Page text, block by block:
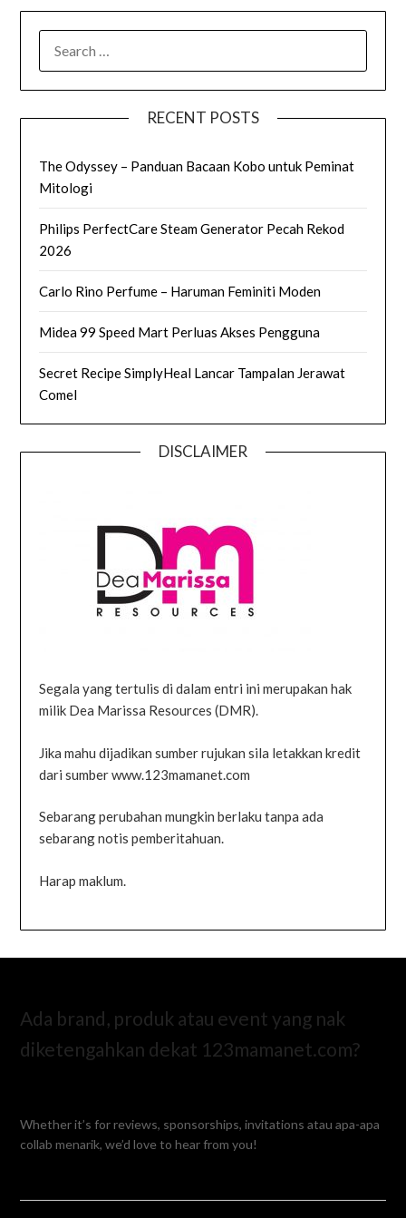
FOR:
RECENT POSTS
The Odyssey – Panduan Bacaan Kobo untuk Peminat
Mitologi
Philips PerfectCare Steam Generator Pecah Rekod
2026
Carlo Rino Perfume – Haruman Feminiti Moden
Midea 99 Speed Mart Perluas Akses Pengguna
Secret Recipe SimplyHeal Lancar Tampalan Jerawat
Comel
DISCLAIMER
Segala yang tertulis di dalam entri ini merupakan hak
milik Dea Marissa Resources (DMR).
Jika mahu dijadikan sumber rujukan sila letakkan kredit
dari sumber www.123mamanet.com
Sebarang perubahan mungkin berlaku tanpa ada
sebarang notis pemberitahuan.
Harap maklum.
Ada brand, produk atau event yang nak
diketengahkan dekat 123mamanet.com?
Whether it’s for reviews, sponsorships, invitations atau apa-apa
collab menarik, we’d love to hear from you!